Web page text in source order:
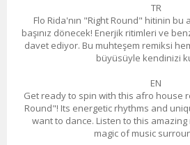
TR
Flo Rida'nın "Right Round" hitinin
başınız dönecek! Enerjik ritimleri ve
davet ediyor. Bu muhteşem remiksi
büyüsüyle kendinizi
EN
Get ready to spin with this afro house
Round"! Its energetic rhythms and
want to dance. Listen to this
magic of music